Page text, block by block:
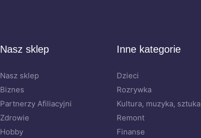
Nasz sklep
Nasz sklep
Biznes
Partnerzy Afiliacyjni
Zdrowie
Hobby
Inne kategorie
Dzieci
Rozrywka
Kultura, muzyka, sztuka
Remont
Finanse